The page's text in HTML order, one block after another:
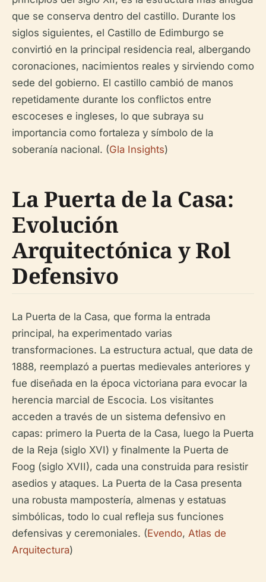
que se conserva dentro del castillo. Durante los
siglos siguientes, el Castillo de Edimburgo se
convirtió en la principal residencia real, albergando
coronaciones, nacimientos reales y sirviendo como
sede del gobierno. El castillo cambió de manos
repetidamente durante los conflictos entre
escoceses e ingleses, lo que subraya su
importancia como fortaleza y símbolo de la
soberanía nacional. (Gla Insights)
La Puerta de la Casa:
Evolución
Arquitectónica y Rol
Defensivo
La Puerta de la Casa, que forma la entrada
principal, ha experimentado varias
transformaciones. La estructura actual, que data de
1888, reemplazó a puertas medievales anteriores y
fue diseñada en la época victoriana para evocar la
herencia marcial de Escocia. Los visitantes
acceden a través de un sistema defensivo en
capas: primero la Puerta de la Casa, luego la Puerta
de la Reja (siglo XVI) y finalmente la Puerta de
Foog (siglo XVII), cada una construida para resistir
asedios y ataques. La Puerta de la Casa presenta
una robusta mampostería, almenas y estatuas
simbólicas, todo lo cual refleja sus funciones
defensivas y ceremoniales. (Evendo, Atlas de
Arquitectura)